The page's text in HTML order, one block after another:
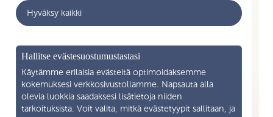
Hyväksy kaikki
Hallitse evästesuostumustastasi
Käytämme erilaisia evästeitä optimoidaksemme
kokemuksesi verkkosivustollamme. Napsauta alla
olevia luokkia saadaksesi lisätietoja niiden
tarkoituksista. Voit valita, mitkä evästetyypit sallitaan, ja
Ajankohtaista
Yhteystiedot
Liity jäseneksi